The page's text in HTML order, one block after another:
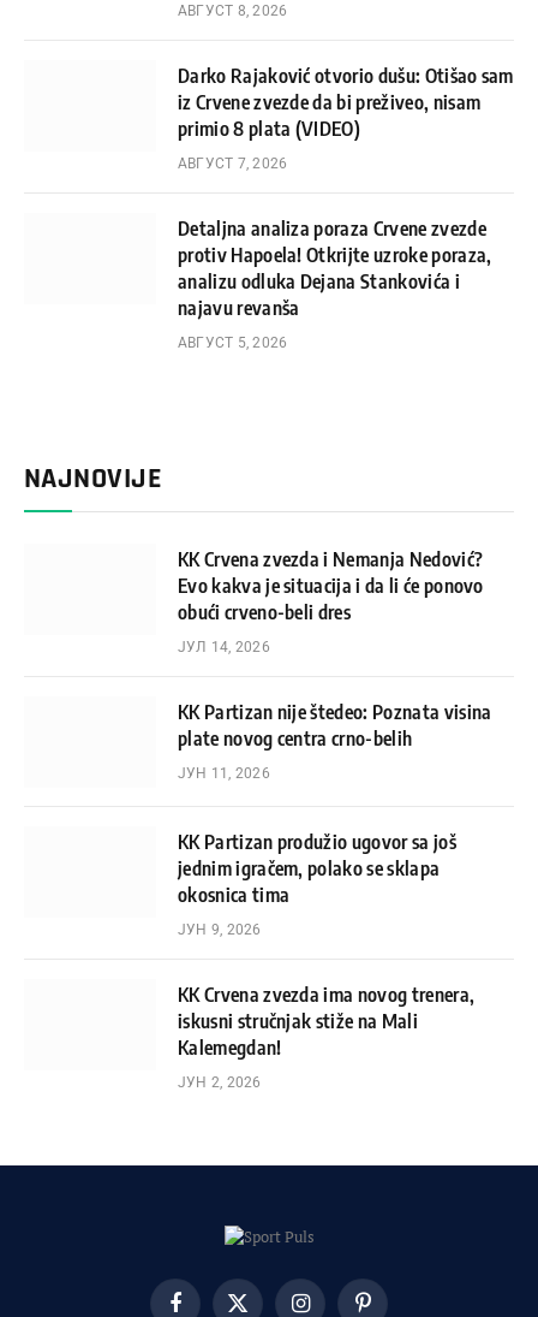
АВГУСТ 8, 2026
Darko Rajaković otvorio dušu: Otišao sam
iz Crvene zvezde da bi preživeo, nisam
primio 8 plata (VIDEO)
АВГУСТ 7, 2026
Detaljna analiza poraza Crvene zvezde
protiv Hapoela! Otkrijte uzroke poraza,
analizu odluka Dejana Stankovića i
najavu revanša
АВГУСТ 5, 2026
NAJNOVIJE
KK Crvena zvezda i Nemanja Nedović?
Evo kakva je situacija i da li će ponovo
obući crveno-beli dres
ЈУЛ 14, 2026
KK Partizan nije štedeo: Poznata visina
plate novog centra crno-belih
ЈУН 11, 2026
KK Partizan produžio ugovor sa još
jednim igračem, polako se sklapa
okosnica tima
ЈУН 9, 2026
KK Crvena zvezda ima novog trenera,
iskusni stručnjak stiže na Mali
Kalemegdan!
ЈУН 2, 2026
FacebookX InstagramPinterest